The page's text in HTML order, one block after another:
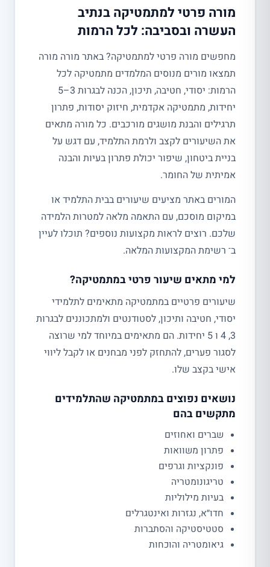
מורה פרטי למתמטיקה בנתיב
העשרה ובסביבה: לכל הרמות
מחפשים מורה פרטי למתמטיקה? באתר מורה מורה
תמצאו מורים מנוסים המלמדים מתמטיקה לכל
הרמות: יסודי, חטיבה, תיכון, הכנה לבגרות 3–5
יחידות, מתמטיקה אקדמית, חיזוק יסודות, פתרון
תרגילים והבנת מושגים מורכבים. כל מורה מתאים
את השיעורים לקצב ולרמת התלמיד, עם דגש על
בניית ביטחון, שיפור יכולת פתרון בעיות והבנה
אמיתית של החומר.
המורים באתר מציעים שיעורים בבית התלמיד או
במיקום מוסכם, עם התאמה מלאה למטרות הלמידה
שלכם. רוצים לראות מקצועות נוספים? תוכלו לעיין
ב־ רשימת המקצועות המלאה.
למי מתאים שיעור פרטי במתמטיקה?
שיעורים פרטיים במתמטיקה מתאימים לתלמידי
יסודי, חטיבה ותיכון, לסטודנטים ולמתכוננים לבגרות
3, 4 ו 5 יחידות. הם מתאימים במיוחד למי שרוצה
לסגור פערים, להתחזק לפני מבחנים או לקבל ליווי
אישי בקצב שלו.
נושאים נפוצים במתמטיקה שהתלמידים
מתקשים בהם
שברים ואחוזים
פתרון משוואות
פונקציות וגרפים
טריגונומטריה
בעיות מילוליות
חדו״א, נגזרות ואינטגרלים
סטטיסטיקה והסתברות
גיאומטריה והוכחות